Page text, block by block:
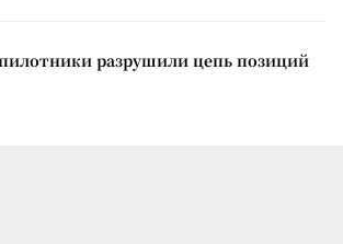
разрушили цепь позиций